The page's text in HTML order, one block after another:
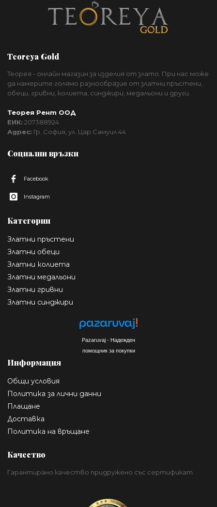
Teoreya Gold
Теорея - онлайн магазин за изделия от злато. При нас може
да намерите голямо разнообразие от златни пръстени,
обеци, гривни, колиета, синджири, медальони и други.
Теорея Рент ООД
ЕИК: 207388924
Адрес: Гр. София, ул. Цар Самуил 44
Социални връзки
Facebook
Instagram
Категории
Златни пръстени
Златни обеци
Златни колиета
Златни медальони
Златни гривни
Златни синджири
Pazaruvaj - Надежден
помощник за покупки
Информация
Общи условия
Политика за лични данни
Плащане
Доставка
Политика на връщане
Качество
Гарантирано качество придружено със сертификат.